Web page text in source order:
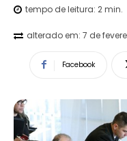
tempo de leitura: 2min.
alterado em: 7 de
Facebook